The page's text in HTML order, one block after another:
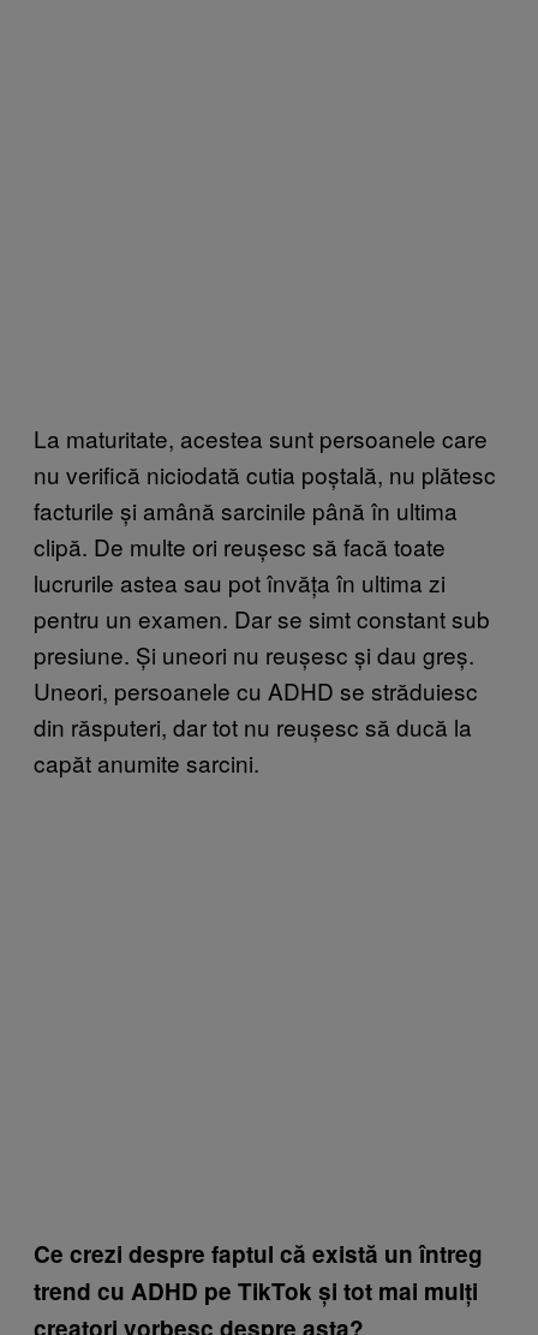
La maturitate, acestea sunt persoanele care
nu verifică niciodată cutia poștală, nu plătesc
facturile și amână sarcinile până în ultima
clipă. De multe ori reușesc să facă toate
lucrurile astea sau pot învăța în ultima zi
pentru un examen. Dar se simt constant sub
presiune. Și uneori nu reușesc și dau greș.
Uneori, persoanele cu ADHD se străduiesc
din răsputeri, dar tot nu reușesc să ducă la
capăt anumite sarcini.
Ce crezi despre faptul că există un întreg
trend cu ADHD pe TikTok și tot mai mulți